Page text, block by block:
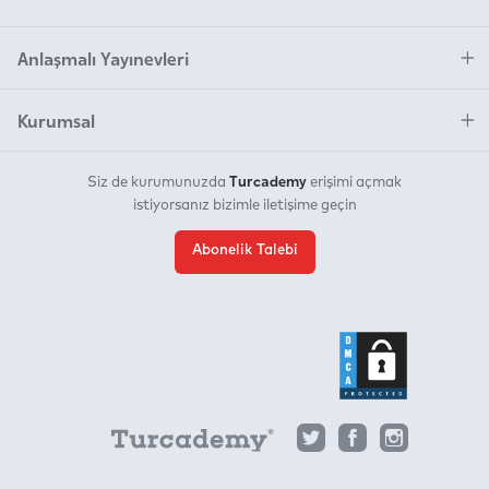
Anlaşmalı Yayınevleri
Kurumsal
Siz de kurumunuzda Turcademy erişimi açmak
istiyorsanız bizimle iletişime geçin
Abonelik Talebi